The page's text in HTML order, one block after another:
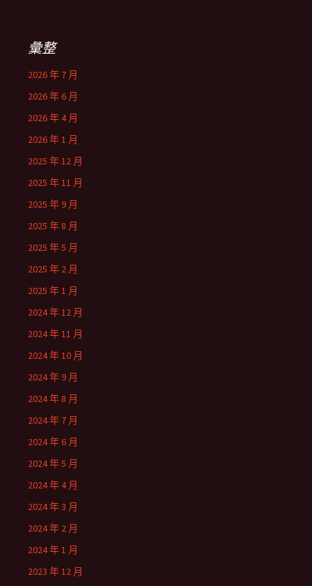
彙整
2026 年 7 月
2026 年 6 月
2026 年 4 月
2026 年 1 月
2025 年 12 月
2025 年 11 月
2025 年 9 月
2025 年 8 月
2025 年 5 月
2025 年 2 月
2025 年 1 月
2024 年 12 月
2024 年 11 月
2024 年 10 月
2024 年 9 月
2024 年 8 月
2024 年 7 月
2024 年 6 月
2024 年 5 月
2024 年 4 月
2024 年 3 月
2024 年 2 月
2024 年 1 月
2023 年 12 月